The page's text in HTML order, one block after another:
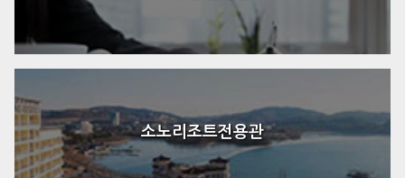
소노리조트전용관